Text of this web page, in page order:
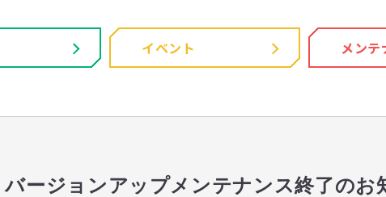
イベント メンテ
バージョンアップメンテナンス終了のお